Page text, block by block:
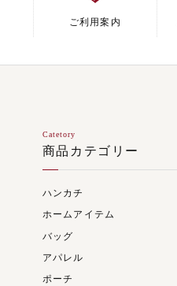
ご利用案内
Catetory
商品カテゴリー
ハンカチ
ホームアイテム
バッグ
アパレル
ポーチ